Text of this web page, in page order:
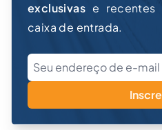
exclusivas e recentes
caixa de entrada.